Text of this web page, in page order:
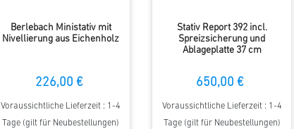
Berlebach Ministativ mit
Nivellierung aus Eichenholz
226,00 €
Voraussichtliche Lieferzeit : 1-4
Tage (gilt für Neubestellungen)
Stativ Report 392 incl.
Spreizsicherung und
Ablageplatte 37 cm
650,00 €
Voraussichtliche Lieferzeit : 1-4
Tage (gilt für Neubestellungen)